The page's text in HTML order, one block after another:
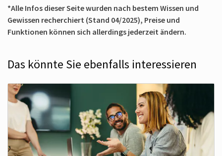
*Alle Infos dieser Seite wurden nach bestem Wissen und
Gewissen recherchiert (Stand 04/2025), Preise und
Funktionen können sich allerdings jederzeit ändern.
Das könnte Sie ebenfalls interessieren